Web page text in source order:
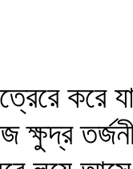
করে
ক্ষুদ্র